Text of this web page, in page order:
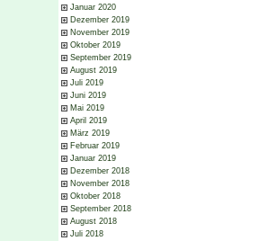
Januar 2020
Dezember 2019
November 2019
Oktober 2019
September 2019
August 2019
Juli 2019
Juni 2019
Mai 2019
April 2019
März 2019
Februar 2019
Januar 2019
Dezember 2018
November 2018
Oktober 2018
September 2018
August 2018
Juli 2018